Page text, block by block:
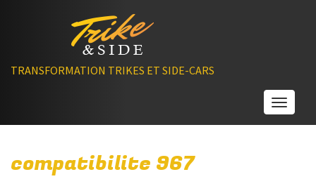
TRANSFORMATION TRIKES ET SIDE-CARS
compatibilite 967